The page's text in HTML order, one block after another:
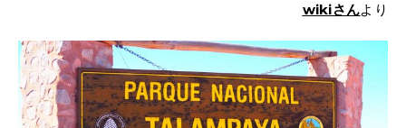
wikiさんより